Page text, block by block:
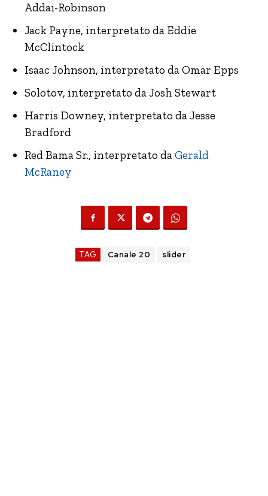
Addai-Robinson
Jack Payne, interpretato da Eddie
McClintock
Isaac Johnson, interpretato da Omar Epps
Solotov, interpretato da Josh Stewart
Harris Downey, interpretato da Jesse
Bradford
Red Bama Sr., interpretato daGerald
McRaney
TAG Canale 20 slider